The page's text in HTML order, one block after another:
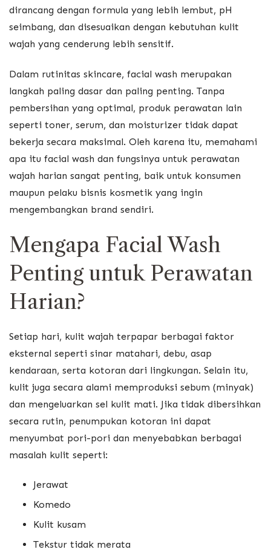
dirancang dengan formula yang lebih lembut, pH
seimbang, dan disesuaikan dengan kebutuhan kulit
wajah yang cenderung lebih sensitif.
Dalam rutinitas skincare, facial wash merupakan
langkah paling dasar dan paling penting. Tanpa
pembersihan yang optimal, produk perawatan lain
seperti toner, serum, dan moisturizer tidak dapat
bekerja secara maksimal. Oleh karena itu, memahami
apa itu facial wash dan fungsinya untuk perawatan
wajah harian sangat penting, baik untuk konsumen
maupun pelaku bisnis kosmetik yang ingin
mengembangkan brand sendiri.
Mengapa Facial Wash
Penting untuk Perawatan
Harian?
Setiap hari, kulit wajah terpapar berbagai faktor
eksternal seperti sinar matahari, debu, asap
kendaraan, serta kotoran dari lingkungan. Selain itu,
kulit juga secara alami memproduksi sebum (minyak)
dan mengeluarkan sel kulit mati. Jika tidak dibersihkan
secara rutin, penumpukan kotoran ini dapat
menyumbat pori-pori dan menyebabkan berbagai
masalah kulit seperti:
Jerawat
Komedo
Kulit kusam
Tekstur tidak merata